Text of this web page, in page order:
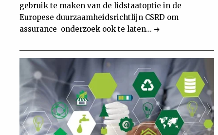
gebruik te maken van de lidstaatoptie in de
Europese duurzaamheidsrichtlijn CSRD om
assurance-onderzoek ook te laten...